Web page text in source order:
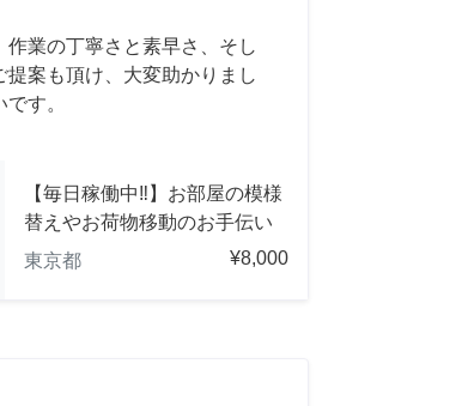
業の丁寧さと素早さ、そし
案も頂け、大変助かりまし
す。
【毎日稼働中‼︎】お部屋の模様
替えやお荷物移動のお手伝い
東京都
¥8,000